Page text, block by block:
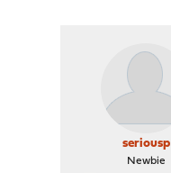
seriousp
Newbie